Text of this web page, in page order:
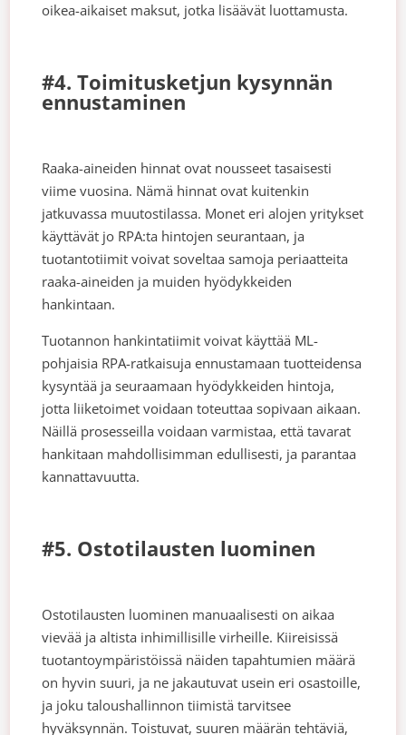
oikea-aikaiset maksut, jotka lisäävät luottamusta.
#4. Toimitusketjun kysynnän
ennustaminen
Raaka-aineiden hinnat ovat nousseet tasaisesti
viime vuosina. Nämä hinnat ovat kuitenkin
jatkuvassa muutostilassa. Monet eri alojen yritykset
käyttävät jo RPA:ta hintojen seurantaan, ja
tuotantotiimit voivat soveltaa samoja periaatteita
raaka-aineiden ja muiden hyödykkeiden
hankintaan.
Tuotannon hankintatiimit voivat käyttää ML-
pohjaisia RPA-ratkaisuja ennustamaan tuotteidensa
kysyntää ja seuraamaan hyödykkeiden hintoja,
jotta liiketoimet voidaan toteuttaa sopivaan aikaan.
Näillä prosesseilla voidaan varmistaa, että tavarat
hankitaan mahdollisimman edullisesti, ja parantaa
kannattavuutta.
#5. Ostotilausten luominen
Ostotilausten luominen manuaalisesti on aikaa
vievää ja altista inhimillisille virheille. Kiireisissä
tuotantoympäristöissä näiden tapahtumien määrä
on hyvin suuri, ja ne jakautuvat usein eri osastoille,
ja joku taloushallinnon tiimistä tarvitsee
hyväksynnän. Toistuvat, suuren määrän tehtäviä,